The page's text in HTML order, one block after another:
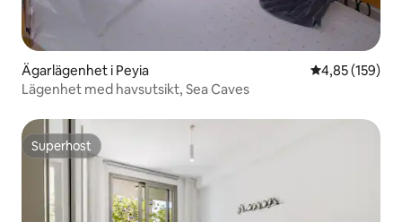
Ägarlägenhet i Peyia 4,85 av 5 i
4,85 (159)
Lägenhet med havsutsikt, Sea Caves
Superhost
Superhost